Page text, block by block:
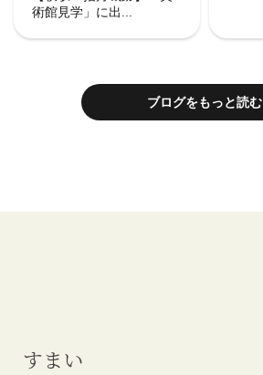
術館見学」に出...
ブログをもっと読む
すまい